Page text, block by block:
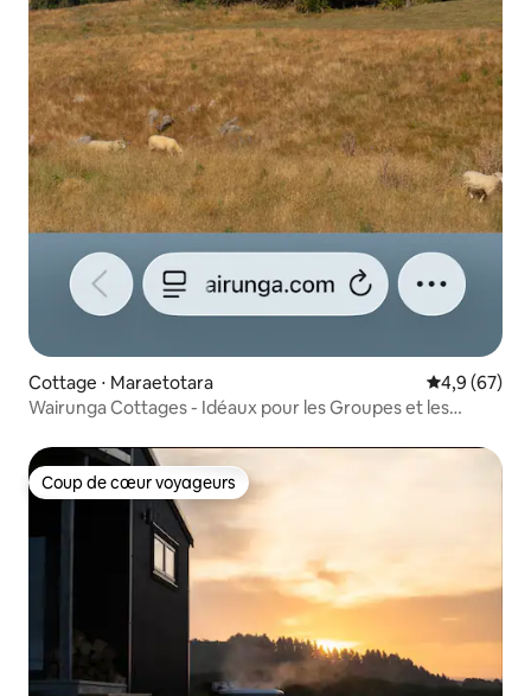
Cottage ⋅ Maraetotara Évaluation
4,9 (67)
Wairunga Cottages - Idéaux pour les Groupes et les
Coup de cœur voyageurs
Coup de cœur voyageurs